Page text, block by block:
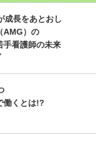
成長をあとおし
AMG）の
手看護師の未来
働くとは!?